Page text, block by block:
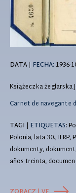
DATA| FECHA: 1936-
Książeczka żeglarska
Carnet de navegante
TAGI | ETIQUETAS:
Polonia, lata 30., II
dokumenty,
años treinta,